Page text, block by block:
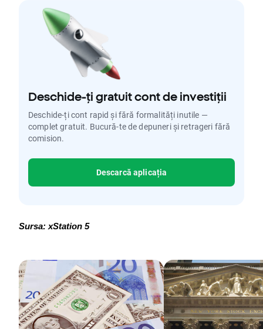
Deschide-ți gratuit cont de investiții
Deschide-ți cont rapid și fără formalități inutile —
complet gratuit. Bucură-te de depuneri și retrageri fără
comision.
Descarcă aplicația
Sursa: xStation 5